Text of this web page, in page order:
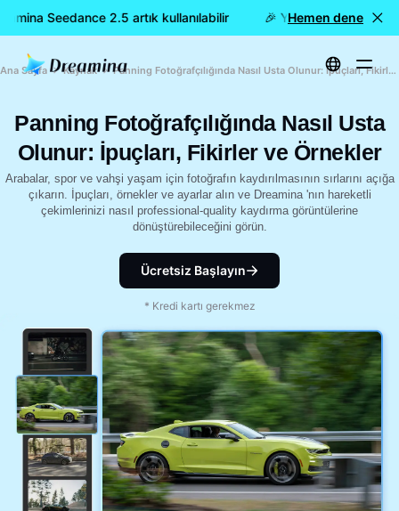
Seedance 2.5 artık kullanılabilir 🎉 Yeni model
Hemen dene
Ana Sayfa Kaynak Panning Fotoğrafçılığında Nasıl Usta Olunur: İpuçları, Fikirler ve Örnekler
Panning Fotoğrafçılığında Nasıl Usta
Olunur: İpuçları, Fikirler ve Örnekler
Arabalar, spor ve vahşi yaşam için fotoğrafın kaydırılmasının sırlarını açığa
çıkarın. İpuçları, örnekler ve ayarlar alın ve Dreamina 'nın hareketli
çekimlerinizi nasıl professional-quality kaydırma görüntülerine
dönüştürebileceğini görün.
Ücretsiz Başlayın
* Kredi kartı gerekmez